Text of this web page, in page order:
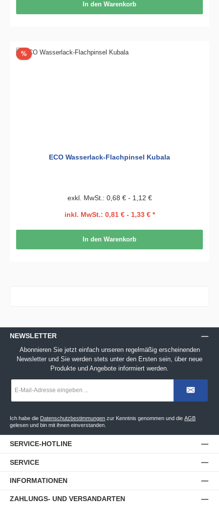
In den Warenkorb
%Rabatt
ECO Wasserlack-Flachpinsel Kubala
exkl. MwSt.: 0,68 € - 1,12 €
inkl. MwSt.: 0,81 € - 1,33 € *
In den Warenkorb
NEWSLETTER
Abonnieren Sie jetzt einfach unseren regelmäßig erscheinenden
Newsletter und Sie werden stets unter den Ersten sein, über neue
Produkte und Angebote informiert werden.
Mail-
*
Ich habe die Datenschutzbestimmungen zur Kenntnis genommen und die AGB
gelesen und bin mit ihnen einverstanden.
SERVICE-HOTLINE
SERVICE
INFORMATIONEN
ZAHLUNGS- UND VERSANDARTEN